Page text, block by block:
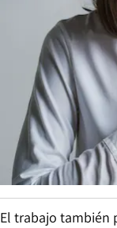
El trabajo también